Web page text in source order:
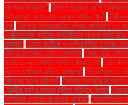
মাস্কের উদ্যোগ" "বিদেশ ভ্রমণে দেশি
'বিস্ফোরণ' উপভোগ করছেন শাকিব খান"
বাধা "বিশ্বের সংঘাতজনিত ক্ষুধায় প্রতিদিন ২১
"বেক্সিমকোর শ্রমিক-কর্মচারীদের পাওনা
সরকার" "বোমা ফাটিয়ে ও গুলি চালিয়ে সোনার
ঘটনায় ছাত্রদল নেতা গ্রেপ্তার "ভাঙা হাড়
পরাজিত করে সেমিফাইনালে বাংলাদেশ"
দিলেন উপদেষ্টা ফরিদা আখতার" "ভিনিসিয়ুসকে
রিয়ালের নতুন কৌশল" "মতলব উত্তরে ছাত্রদল
"মন্ত্রীর বাড়ির সামনে বৃষ্টিতে দাঁড়িয়ে ছিলাম
সৈনিকের দেহাবশেষ পাওয়া যায়নি" "ময়মনসিংহে